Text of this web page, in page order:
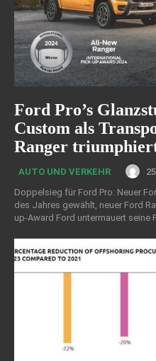
Ford Pro’s
Custom als
Ranger
AUTO UND VERKEHR
Doppelsieg für Ford Pro: Neuer
des Jahres gewählt, neuer Ford
up-Award Ford untermauert